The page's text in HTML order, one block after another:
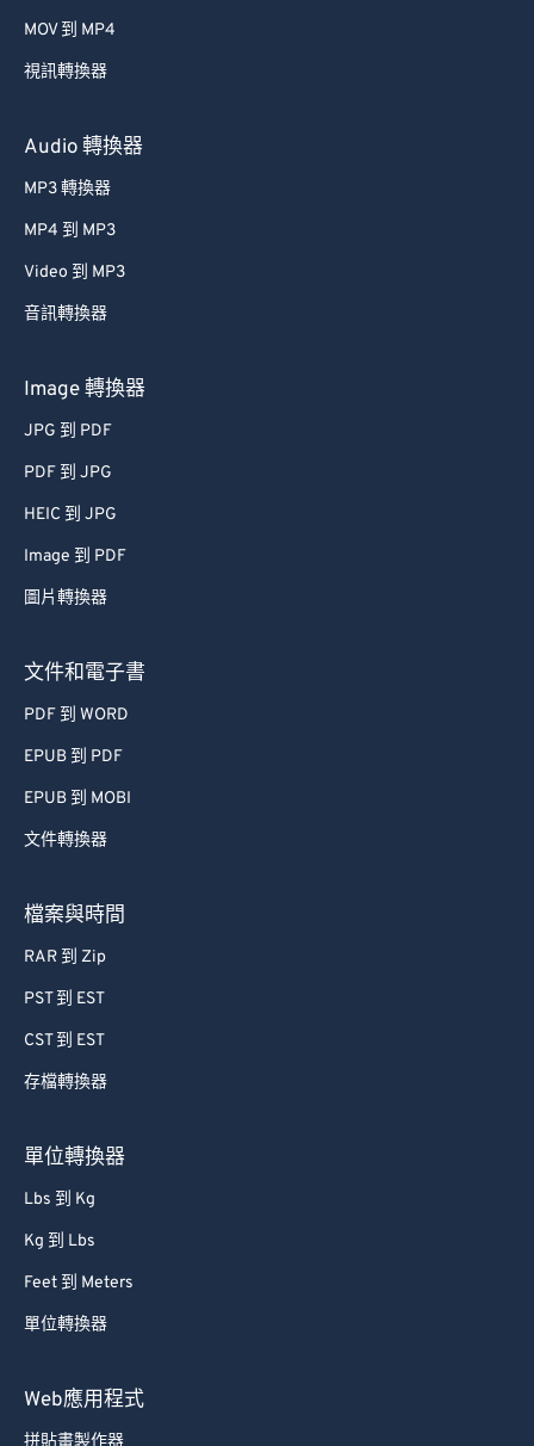
MOV 到 MP4
視訊轉換器
Audio 轉換器
MP3 轉換器
MP4 到 MP3
Video 到 MP3
音訊轉換器
Image 轉換器
JPG 到 PDF
PDF 到 JPG
HEIC 到 JPG
Image 到 PDF
圖片轉換器
文件和電子書
PDF 到 WORD
EPUB 到 PDF
EPUB 到 MOBI
文件轉換器
檔案與時間
RAR 到 Zip
PST 到 EST
CST 到 EST
存檔轉換器
單位轉換器
Lbs 到 Kg
Kg 到 Lbs
Feet 到 Meters
單位轉換器
Web應用程式
拼貼畫製作器